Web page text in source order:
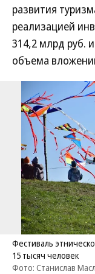
развития
реализацией
314,2 млрд руб.
объема
Фестиваль
15 тысяч человек
Фото: Станислав